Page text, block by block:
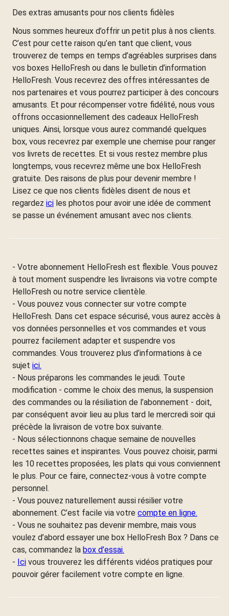
Des extras amusants pour nos clients fidèles
Nous sommes heureux d’offrir un petit plus à nos clients.
C’est pour cette raison qu’en tant que client, vous
trouverez de temps en temps d’agréables surprises dans
vos boxes HelloFresh ou dans le bulletin d’information
HelloFresh. Vous recevrez des offres intéressantes de
nos partenaires et vous pourrez participer à des concours
amusants. Et pour récompenser votre fidélité, nous vous
offrons occasionnellement des cadeaux HelloFresh
uniques. Ainsi, lorsque vous aurez commandé quelques
box, vous recevrez par exemple une chemise pour ranger
vos livrets de recettes. Et si vous restez membre plus
longtemps, vous recevrez même une box HelloFresh
gratuite. Des raisons de plus pour devenir membre !
Lisez ce que nos clients fidèles disent de nous et
regardez ici les photos pour avoir une idée de comment
se passe un événement amusant avec nos clients.
- Votre abonnement HelloFresh est flexible. Vous pouvez
à tout moment suspendre les livraisons via votre compte
HelloFresh ou notre service clientèle.
- Vous pouvez vous connecter sur votre compte
HelloFresh. Dans cet espace sécurisé, vous aurez accès à
vos données personnelles et vos commandes et vous
pourrez facilement adapter et suspendre vos
commandes. Vous trouverez plus d’informations à ce
sujet ici.
- Nous préparons les commandes le jeudi. Toute
modification - comme le choix des menus, la suspension
des commandes ou la résiliation de l’abonnement - doit,
par conséquent avoir lieu au plus tard le mercredi soir qui
précède la livraison de votre box suivante.
- Nous sélectionnons chaque semaine de nouvelles
recettes saines et inspirantes. Vous pouvez choisir, parmi
les 10 recettes proposées, les plats qui vous conviennent
le plus. Pour ce faire, connectez-vous à votre compte
personnel.
- Vous pouvez naturellement aussi résilier votre
abonnement. C’est facile via votre compte en ligne.
- Vous ne souhaitez pas devenir membre, mais vous
voulez d’abord essayer une box HelloFresh Box ? Dans ce
cas, commandez la box d’essai.
- Ici vous trouverez les différents vidéos pratiques pour
pouvoir gérer facilement votre compte en ligne.